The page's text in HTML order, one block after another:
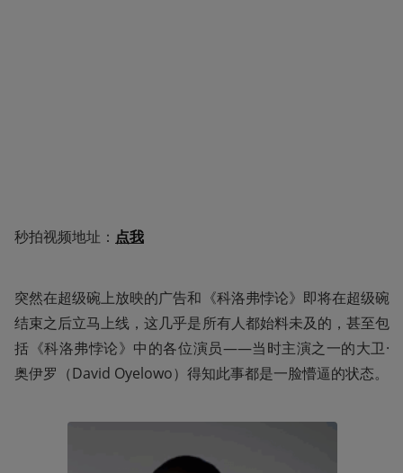
秒拍视频地址： 点我
突然在超级碗上放映的广告和《科洛弗悖论》即将在超级碗
结束之后立马上线，这几乎是所有人都始料未及的，甚至包
括《科洛弗悖论》中的各位演员——当时主演之一的大卫·
奥伊罗（David Oyelowo）得知此事都是一脸懵逼的状态。